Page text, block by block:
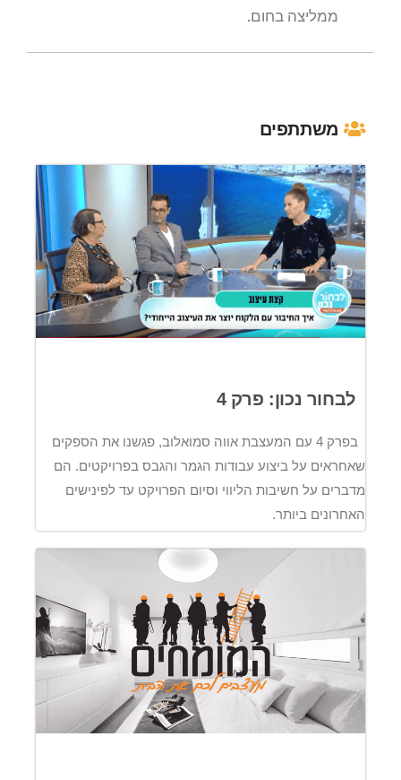
ממליצה בחום.
משתתפים
לבחור נכון: פרק 4
בפרק 4 עם המעצבת אווה סמואלוב, פגשנו את הספקים
שאחראים על ביצוע עבודות הגמר והגבס בפרויקטים. הם
מדברים על חשיבות הליווי וסיום הפרויקט עד לפינישים
האחרונים ביותר.